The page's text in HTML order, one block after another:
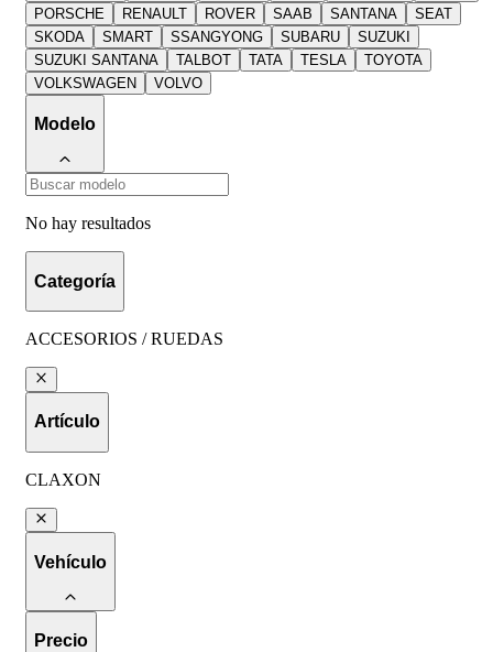
PORSCHE
RENAULT ROVER SAAB SANTANA
SEAT
SKODA
SMART SSANGYONG SUBARU
SUZUKI
SUZUKI SANTANA
TALBOT TATA TESLA
TOYOTA
VOLKSWAGEN
VOLVO
Modelo
No hay resultados
Categoría
ACCESORIOS / RUEDAS
Artículo
CLAXON
Vehículo
Precio